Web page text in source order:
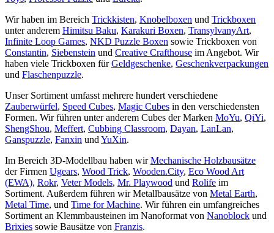
Wir haben im Bereich Trickkisten, Knobelboxen und Trickboxen
unter anderem Himitsu Baku, Karakuri Boxen, TransylvanyArt,
Infinite Loop Games, NKD Puzzle Boxen sowie Trickboxen von
Constantin, Siebenstein und Creative Crafthouse im Angebot. Wir
haben viele Trickboxen fürGeldgeschenke, Geschenkverpackungen
und Flaschenpuzzle.
Unser Sortiment umfasst mehrere hundert verschiedene
Zauberwürfel, Speed Cubes, Magic Cubes in den verschiedensten
Formen. Wir führen unter anderem Cubes der Marken MoYu, QiYi,
ShengShou, Meffert, Cubbing Classroom, Dayan, LanLan,
Ganspuzzle, Fanxin und YuXin.
Im Bereich 3D-Modellbau haben wirMechanische Holzbausätze
der Firmen Ugears, Wood Trick, Wooden.City, Eco Wood Art
(EWA), Rokr, Veter Models, Mr. Playwood und Rolife im
Sortiment. Außerdem führen wir Metallbausätze von Metal Earth,
Metal Time, und Time for Machine. Wir führen ein umfangreiches
Sortiment an Klemmbausteinen im Nanoformat von Nanoblock und
Brixies sowie Bausätze von Franzis.